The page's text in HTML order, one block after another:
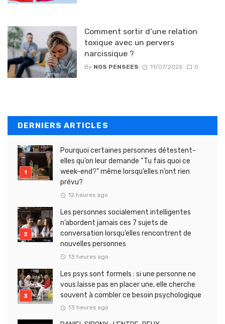
Comment sortir d’une relation
toxique avec un pervers
narcissique ?
By NOS PENSEES 11/07/2025 0
DERNIERS ARTICLES
Pourquoi certaines personnes détestent-
elles qu’on leur demande “Tu fais quoi ce
week-end?” même lorsqu’elles n’ont rien
prévu?
12 heures ago
Les personnes socialement intelligentes
n’abordent jamais ces 7 sujets de
conversation lorsqu’elles rencontrent de
nouvelles personnes
13 heures ago
Les psys sont formels : si une personne ne
vous laisse pas en placer une, elle cherche
souvent à combler ce besoin psychologique
13 heures ago